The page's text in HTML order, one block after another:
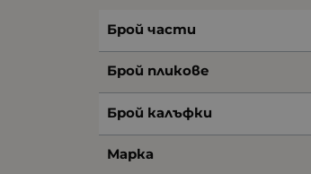
Брой части
Брой пликове
Брой калъфки
Марка